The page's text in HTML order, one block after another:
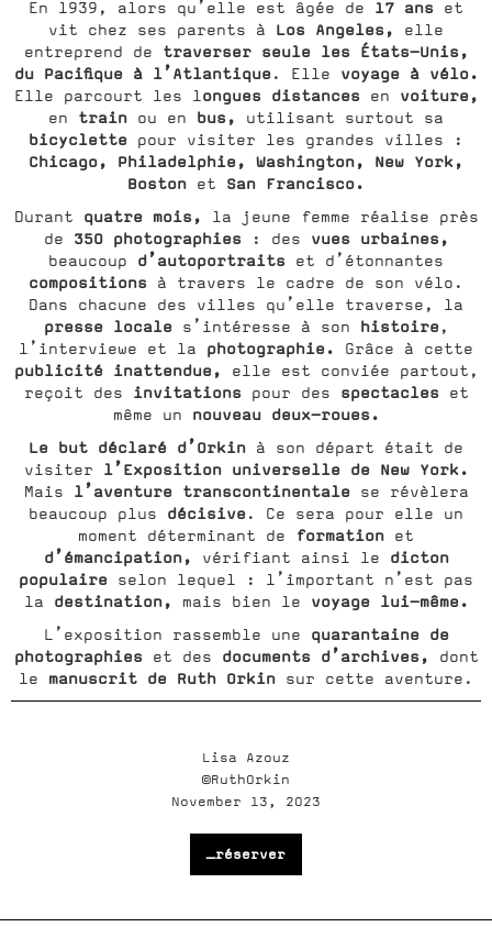
En 1939, alors qu’elle est âgée de 17 ans et
vit chez ses parents à Los Angeles,
elle
entreprend de traverser seule les États-Unis,
du Pacifique à l’Atlantique. Elle voyage à vélo.
Elle parcourt les l ongues distances en voiture,
en train ou en bus, utilisant surtout sa
bicyclette pour visiter les grandes villes :
Chicago,
Philadelphie, Washington, New York,
Boston et San Francisco.
Durant quatre mois, la jeune femme réalise près
de 350 photographies: des vues urbaines,
beaucoup d’autoportraits et d’étonnantes
compositions à travers le cadre de son vélo.
Dans chacune des villes qu’elle traverse, la
presse locale s’intéresse à son histoire,
l’interviewe et la photographie. Grâce à cette
publicité inattendue, elle est conviée partout,
reçoit des invitationspour des spectacles
et
même un nouveau deux-roues.
Le but déclaré d’Orkin à son départ était de
visiter l’Exposition universelle de New York.
Mais l’aventure transcontinentalese révèlera
beaucoup plus
décisive. Ce sera pour elle un
moment déterminant de
formation et
d’émancipation, vérifiant ainsi le dicton
populaire selon lequel : l’important n’est pas
la destination, mais bien le voyage lui-même.
L’exposition rassemble une quarantaine de
photographies
et des documents d’archives, dont
le manuscrit de Ruth Orkin sur cette aventure.
Lisa Azouz
©RuthOrkin
November 13, 2023
_réserver